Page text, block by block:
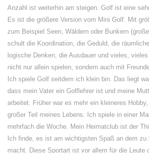
Anzahl ist weiterhin am steigen. Golf ist eine
Es ist die größere Version vom Mini Golf. Mit
zum Beispiel Seen, Wäldern oder Bunkern
schult die Koordination, die Geduld, die
logische Denken, die Ausdauer und vieles,
nicht nur allein spielen, sondern auch mit
Ich spiele Golf seitdem ich klein bin. Das liegt
dass mein Vater ein Golflehrer ist und meine
arbeitet. Früher war es mehr ein kleineres
großer Teil meines Lebens. Ich spiele in einer
mehrfach die Woche. Mein Heimatclub ist der
Ich finde, es ist am wichtigsten Spaß an dem zu
macht. Diese Sportart ist vor allem für die Leute